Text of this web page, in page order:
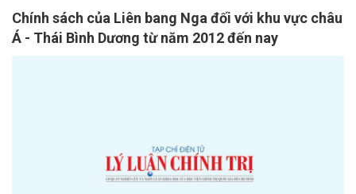
Chính sách của Liên bang Nga đối với khu vực châu
Á - Thái Bình Dương từ năm 2012 đến nay